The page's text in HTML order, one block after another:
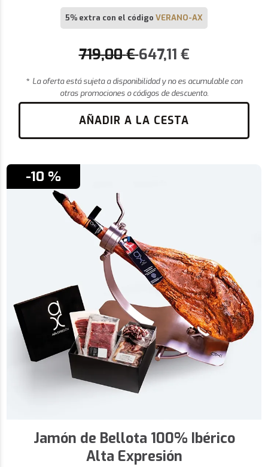
5% extra con el código VERANO-AX
719,00€647,11 €
* La oferta está sujeta a disponibilidad y no es acumulable con
otras promociones o códigos de descuento.
AÑADIR A LA CESTA
-10 %
Jamón de Bellota 100% Ibérico
Alta Expresión